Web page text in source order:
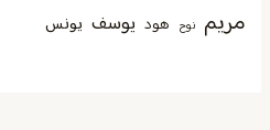
مريم نوح هود يوسف يونس